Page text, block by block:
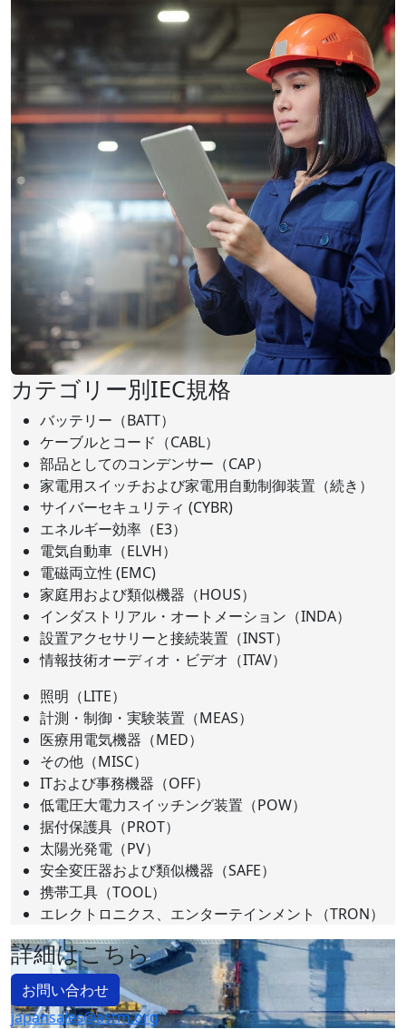
カテゴリー別IEC規格
バッテリー（BATT）
ケーブルとコード（CABL）
部品としてのコンデンサー（CAP）
家電用スイッチおよび家電用自動制御装置（続き）
サイバーセキュリティ (CYBR)
エネルギー効率（E3）
電気自動車（ELVH）
電磁両立性 (EMC)
家庭用および類似機器（HOUS）
インダストリアル・オートメーション（INDA）
設置アクセサリーと接続装置（INST）
情報技術オーディオ・ビデオ（ITAV）
照明（LITE）
計測・制御・実験装置（MEAS）
医療用電気機器（MED）
その他（MISC）
ITおよび事務機器（OFF）
低電圧大電力スイッチング装置（POW）
据付保護具（PROT）
太陽光発電（PV）
安全変圧器および類似機器（SAFE）
携帯工具（TOOL）
エレクトロニクス、エンターテインメント（TRON）
詳細はこちら
お問い合わせ
japansales@astm.org